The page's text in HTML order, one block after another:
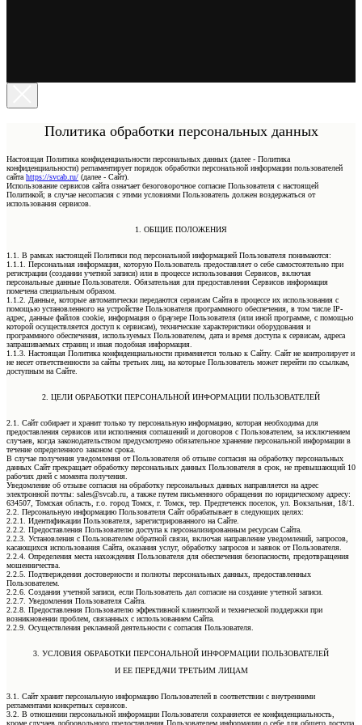
Политика обработки персональных данных
Настоящая Политика конфиденциальности персональных данных (далее - Политика
конфиденциальности) регламентирует порядок обработки персональной информации пользователей
сайта https://svcab.ru/ (далее - Сайт).
Использование сервисов сайта означает безоговорочное согласие Пользователя с настоящей
Политикой; в случае несогласия с этими условиями Пользователь должен воздержаться от
использования сервисов.
1. ОБЩИЕ ПОЛОЖЕНИЯ
1.1. В рамках настоящей Политики под персональной информацией Пользователя понимаются:
1.1.1. Персональная информация, которую Пользователь предоставляет о себе самостоятельно при
регистрации (создании учетной записи) или в процессе использования Сервисов, включая
персональные данные Пользователя. Обязательная для предоставления Сервисов информация
помечена специальным образом.
1.1.2. Данные, которые автоматически передаются сервисам Сайта в процессе их использования с
помощью установленного на устройстве Пользователя программного обеспечения, в том числе IP-
адрес, данные файлов cookie, информация о браузере Пользователя (или иной программе, с помощью
которой осуществляется доступ к сервисам), технические характеристики оборудования и
программного обеспечения, используемых Пользователем, дата и время доступа к сервисам, адреса
запрашиваемых страниц и иная подобная информация.
1.1.3. Настоящая Политика конфиденциальности применяется только к Сайту. Сайт не контролирует и
не несет ответственности за сайты третьих лиц, на которые Пользователь может перейти по ссылкам,
доступным на Сайте.
2. ЦЕЛИ ОБРАБОТКИ ПЕРСОНАЛЬНОЙ ИНФОРМАЦИИ ПОЛЬЗОВАТЕЛЕЙ
2.1. Сайт собирает и хранит только ту персональную информацию, которая необходима для
предоставления сервисов или исполнения соглашений и договоров с Пользователем, за исключением
случаев, когда законодательством предусмотрено обязательное хранение персональной информации в
течение определенного законом срока.
В случае получения уведомления от Пользователя об отзыве согласия на обработку персональных
данных Сайт прекращает обработку персональных данных Пользователя в срок, не превышающий 10
рабочих дней с момента получения.
Уведомление об отзыве согласия на обработку персональных данных направляется на адрес
электронной почты: sales@svcab.ru, а также путем письменного обращения по юридическому адресу:
634507, Томская область, г.о. город Томск, г. Томск, тер. Предтеченск поселок, ул. Вокзальная, 18/1.
2.2. Персональную информацию Пользователя Сайт обрабатывает в следующих целях:
2.2.1. Идентификации Пользователя, зарегистрированного на Сайте.
2.2.2. Предоставления Пользователю доступа к персонализированным ресурсам Сайта.
2.2.3. Установления с Пользователем обратной связи, включая направление уведомлений, запросов,
касающихся использования Сайта, оказания услуг, обработку запросов и заявок от Пользователя.
2.2.4. Определения места нахождения Пользователя для обеспечения безопасности, предотвращения
мошенничества.
2.2.5. Подтверждения достоверности и полноты персональных данных, предоставленных
Пользователем.
2.2.6. Создания учетной записи, если Пользователь дал согласие на создание учетной записи.
2.2.7. Уведомления Пользователя Сайта.
2.2.8. Предоставления Пользователю эффективной клиентской и технической поддержки при
возникновении проблем, связанных с использованием Сайта.
2.2.9. Осуществления рекламной деятельности с согласия Пользователя.
3. УСЛОВИЯ ОБРАБОТКИ ПЕРСОНАЛЬНОЙ ИНФОРМАЦИИ ПОЛЬЗОВАТЕЛЕЙ
И ЕЕ ПЕРЕДАЧИ ТРЕТЬИМ ЛИЦАМ
3.1. Сайт хранит персональную информацию Пользователей в соответствии с внутренними
регламентами конкретных сервисов.
3.2. В отношении персональной информации Пользователя сохраняется ее конфиденциальность,
кроме случаев добровольного предоставления Пользователем информации о себе для общего доступа